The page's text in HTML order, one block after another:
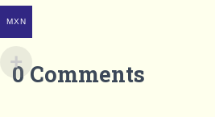
0 Comments
MXN